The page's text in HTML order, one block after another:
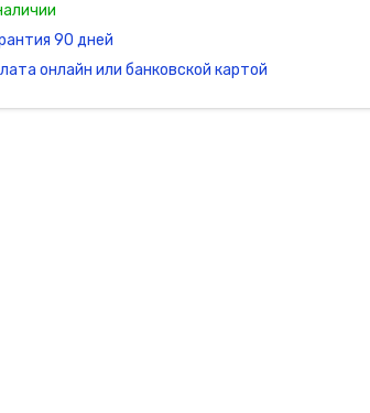
90 дней
онлайн или банковской картой